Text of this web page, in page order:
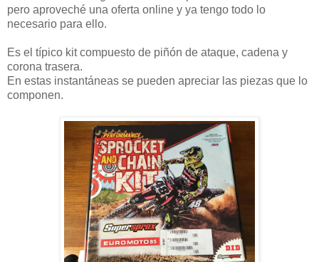
pero aproveché una oferta online y ya tengo todo lo
necesario para ello.
Es el típico kit compuesto de piñón de ataque, cadena y
corona trasera.
En estas instantáneas se pueden apreciar las piezas que lo
componen.